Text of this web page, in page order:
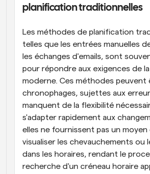
planification traditionnelles
Les méthodes de planification
telles que les entrées manuelles
les échanges d'emails, sont
pour répondre aux exigences de
moderne. Ces méthodes peuvent
chronophages, sujettes aux
manquent de la flexibilité
s'adapter rapidement aux
elles ne fournissent pas un
visualiser les chevauchements ou
dans les horaires, rendant le
recherche d'un créneau horaire